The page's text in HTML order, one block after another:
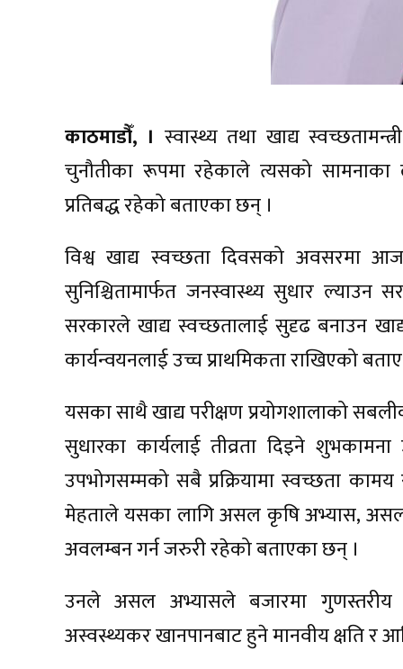
काठमाडौँ, । स्वास्थ्य तथा खाद्य
चुनौतीका रूपमा रहेकाले त्यसको
प्रतिबद्ध रहेको बताएका छन् ।
विश्व खाद्य स्वच्छता दिवसको अवसरमा
सुनिश्चितामार्फत जनस्वास्थ्य सुधार
सरकारले खाद्य स्वच्छतालाई सुदृढ बनाउन
कार्यन्वयनलाई उच्च प्राथमिकता राखिएको
यसका साथै खाद्य परीक्षण प्रयोगशालाको
सुधारका कार्यलाई तीव्रता दिइने
उपभोगसम्मको सबै प्रक्रियामा स्वच्छता कामय
मेहताले यसका लागि असल कृषि अभ्यास, असल
अवलम्बन गर्न जरुरी रहेको बताएका छन् ।
उनले असल अभ्यासले बजारमा गुणस्तरीय
अस्वस्थ्यकर खानपानबाट हुने मानवीय क्षति र